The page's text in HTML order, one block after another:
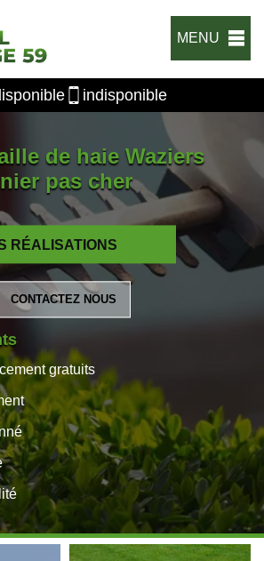
MENU
indisponible
de haie Waziers
pas cher
RÉALISATIONS
CONTACTEZ NOUS
gratuits